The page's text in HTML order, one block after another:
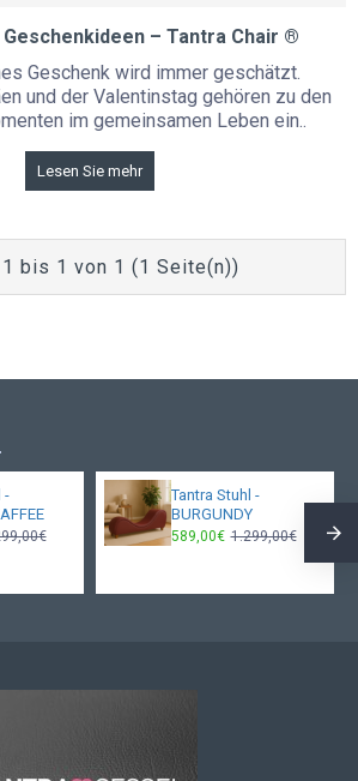
– Tantra Chair ®
Geschenk wird immer geschätzt.
und der Valentinstag gehören zu den
im gemeinsamen Leben ein..
Lesen Sie mehr
bis 1 von 1 (1 Seite(n))
-
Tantra Stuhl -
BURGUNDY
589,00€ 1.299,00€